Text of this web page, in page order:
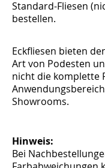
Standard-Fliesen
bestellen.
Eckfliesen bieten
Art von Podesten
nicht die komplette
Showrooms.
Hinweis:
Bei